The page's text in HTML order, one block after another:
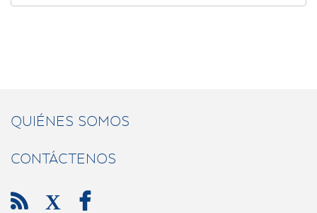
QUIÉNES SOMOS
CONTÁCTENOS
 X 